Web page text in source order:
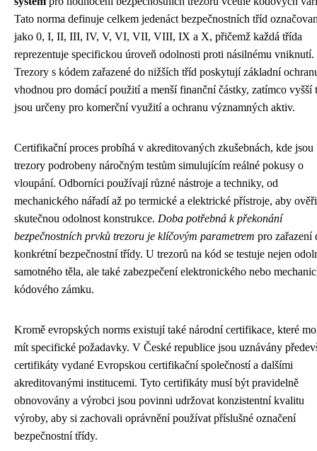
Tato norma definuje celkem jedenáct bezpečnostních tříd
jako 0, I, II, III, IV, V, VI, VII, VIII, IX a X, přičemž každá třída
reprezentuje specifickou úroveň odolnosti proti násilnému vniknutí.
Trezory s kódem zařazené do nižších tříd poskytují základní
vhodnou pro domácí použití a menší finanční částky, zatímco vyšší
jsou určeny pro komerční využití a ochranu významných aktiv.
Certifikační proces probíhá v akreditovaných zkušebnách, kde jsou
trezory podrobeny náročným testům simulujícím reálné pokusy o
vloupání. Odborníci používají různé nástroje a techniky, od
mechanického nářadí až po termické a elektrické přístroje, aby
skutečnou odolnost konstrukce. Doba potřebná k překonání
bezpečnostních prvků trezoru je klíčovým parametrem pro zařazení
konkrétní bezpečnostní třídy. U trezorů na kód se testuje nejen
samotného těla, ale také zabezpečení elektronického nebo
kódového zámku.
Kromě evropských norms existují také národní certifikace, které
mít specifické požadavky. V České republice jsou uznávány
certifikáty vydané Evropskou certifikační společností a dalšími
akreditovanými institucemi. Tyto certifikáty musí být pravidelně
obnovovány a výrobci jsou povinni udržovat konzistentní kvalitu
výroby, aby si zachovali oprávnění používat příslušné označení
bezpečnostní třídy.